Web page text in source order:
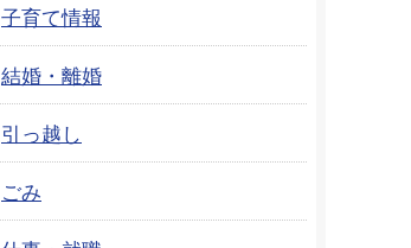
子育て情報
結婚・離婚
引っ越し
ごみ